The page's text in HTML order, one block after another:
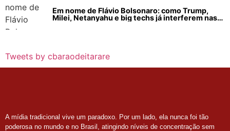
Em nome de Flávio Bolsonaro: como Trump,
Milei, Netanyahu e big techs já interferem nas
Tweets by cbaraodeitarare
A mídia tradicional vive um paradoxo. Por um lado, ela nunca foi tão
poderosa no mundo e no Brasil, atingindo níveis de concentração sem